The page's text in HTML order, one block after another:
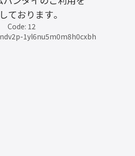
ております。
Code: 12
1yl6nu5m0m8h0cxbh